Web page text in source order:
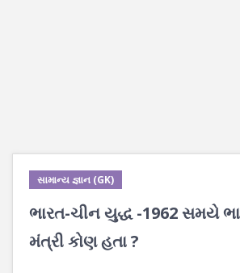
સામાન્ય જ્ઞાન (GK)
ભારત-ચીન યુદ્ધ -1962 સમયે
મંત્રી કોણ હતા ?